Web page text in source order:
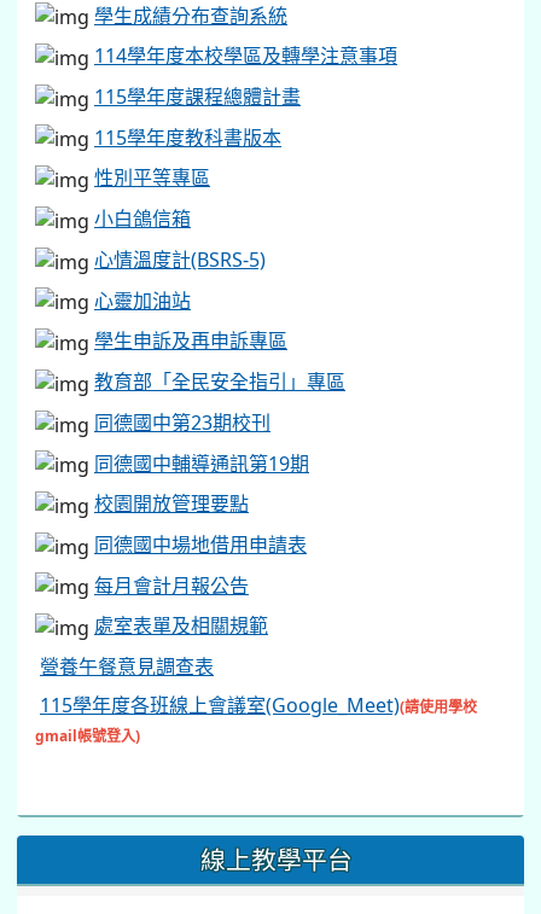
學生成績分布查詢系統
114學年度本校學區及轉學注意事項
115學年度課程總體計畫
115學年度教科書版本
性別平等專區
小白鴿信箱
心情溫度計(BSRS-5)
心靈加油站
學生申訴及再申訴專區
教育部「全民安全指引」專區
同德國中第23期校刊
同德國中輔導通訊第19期
校園開放管理要點
同德國中場地借用申請表
每月會計月報公告
處室表單及相關規範
營養午餐意見調查表
115學年度各班線上會議室(Google_Meet)(請使用學校
gmail帳號登入)
線上教學平台